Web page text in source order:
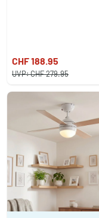
CHF 188.95
UVP:CHF 279.95